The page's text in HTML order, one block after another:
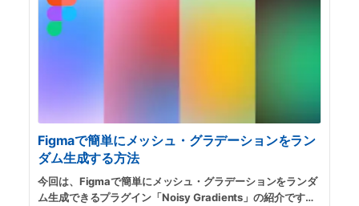
Figmaで簡単にメッシュ・グラデーションをラン
ダム生成する方法
今回は、Figmaで簡単にメッシュ・グラデーションをランダ
ム生成できるプラグイン「Noisy Gradients」の紹介です。